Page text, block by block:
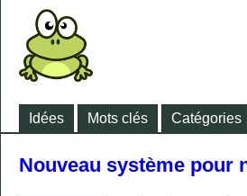
Idées Mots clés Catégories
Nouveau système pour